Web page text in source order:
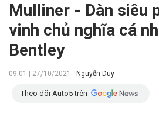
Mulliner - Dàn siêu
vinh chủ nghĩa cá
Bentley
09:01 | 27/10/2021 - Nguyễn Duy
Theo dõi Auto5 trên